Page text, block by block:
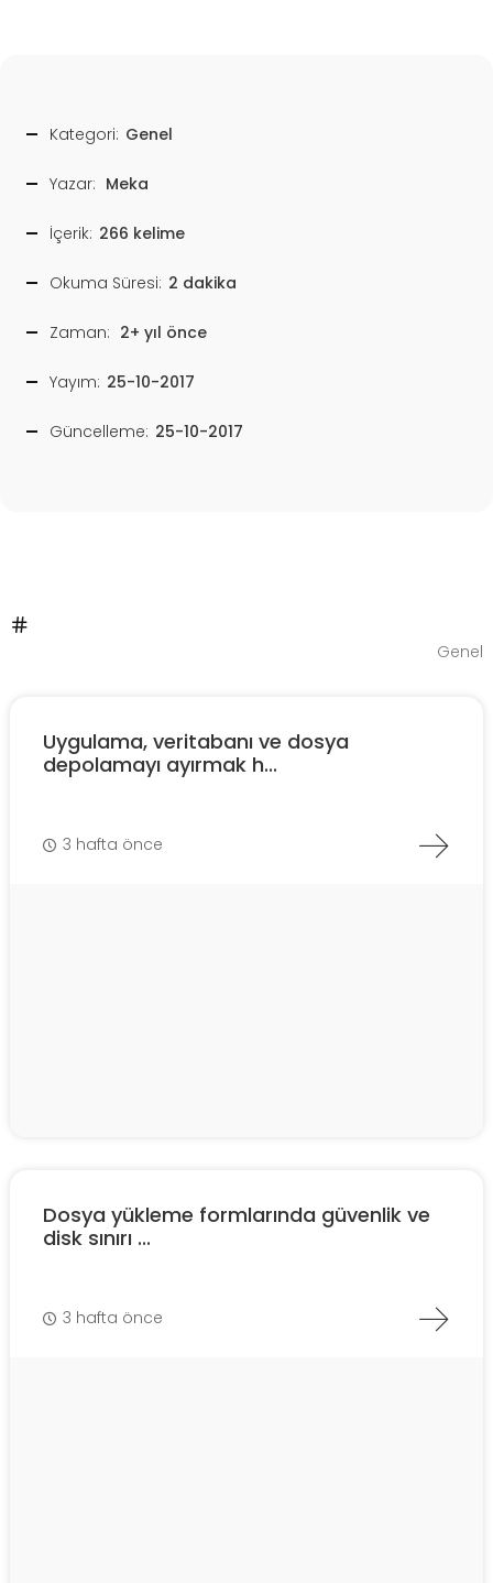
Kategori: Genel
Yazar: Meka
İçerik: 266 kelime
Okuma Süresi: 2 dakika
Zaman: 2+ yıl önce
Yayım: 25-10-2017
Güncelleme: 25-10-2017
Genel
Uygulama, veritabanı ve dosya
depolamayı ayırmak h...
3 hafta önce
Dosya yükleme formlarında güvenlik ve
disk sınırı ...
3 hafta önce